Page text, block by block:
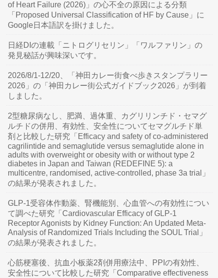
of Heart Failure (2026)」の心不全の原因による分類
「Proposed Universal Classification of HF by Cause」に
Google日本語訳を掛けました。
日経DIの連載「ニトログリセリン」「ワルファリン」の
発見秘話が興味深いです。
2026/8/1-12/20、「神田カレー街食べ歩きスタンプラリー
2026」の「神田カレー街公式ガイドブック2026」が到着
しました。
2型糖尿病なし、肥満、過体重、カグリリンチド・セマグ
ルチドの併用、有効性、安全性についてセマグルチド単
剤と比較した研究「Efficacy and safety of co-administered
cagrilintide and semaglutide versus semaglutide alone in
adults with overweight or obesity with or without type 2
diabetes in Japan and Taiwan (REDEFINE 5): a
multicentre, randomised, active-controlled, phase 3a trial」
の結果が発表されました。
GLP-1受容体作動薬、腎機能別、心血管への有効性につい
て調べた研究「Cardiovascular Efficacy of GLP-1
Receptor Agonists by Kidney Function: An Updated Meta-
Analysis of Randomized Trials Including the SOUL Trial」
の結果が発表されました。
心筋梗塞後、抗血小板薬2剤併用療法中、PPIの有効性、
安全性について比較した研究「Comparative effectiveness